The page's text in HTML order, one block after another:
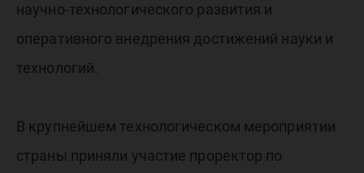
научно-технологического развития и
оперативного внедрения достижений науки и
технологий.
В крупнейшем технологическом мероприятии
страны приняли участие проректор по